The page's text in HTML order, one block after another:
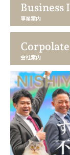
事業案内
会社案内